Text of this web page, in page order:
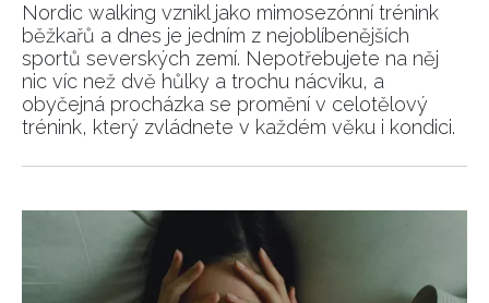
Nordic walking vznikl jako mimosezónní trénink
běžkařů a dnes je jedním z nejoblíbenějších
sportů severských zemí. Nepotřebujete na něj
nic víc než dvě hůlky a trochu nácviku, a
obyčejná procházka se promění v celotělový
trénink, který zvládnete v každém věku i kondici.